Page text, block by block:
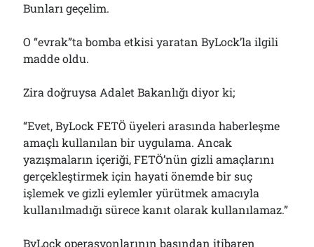
Bunları geçelim.
O “evrak”ta bomba etkisi yaratan ByLock’la ilgili
madde oldu.
Zira doğruysa Adalet Bakanlığı diyor ki;
“Evet, ByLock FETÖ üyeleri arasında haberleşme
amaçlı kullanılan bir uygulama. Ancak
yazışmaların içeriği, FETÖ’nün gizli amaçlarını
gerçekleştirmek için hayati önemde bir suç
işlemek ve gizli eylemler yürütmek amacıyla
kullanılmadığı sürece kanıt olarak kullanılamaz.”
ByLock operasyonlarının başından itibaren